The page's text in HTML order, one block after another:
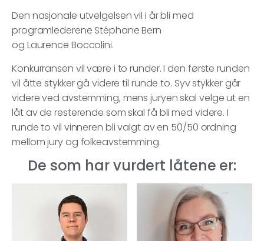
Den nasjonale utvelgelsen vil i år bli med
programlederene Stéphane Bern
og Laurence Boccolini.
Konkurransen vil være i to runder. I den første runden
vil åtte stykker gå videre til runde to. Syv stykker går
videre ved avstemming, mens juryen skal velge ut en
låt av de resterende som skal få bli med videre. I
runde to vil vinneren bli valgt av en 50/50 ordning
mellom jury og folkeavstemming.
De som har vurdert låtene er: